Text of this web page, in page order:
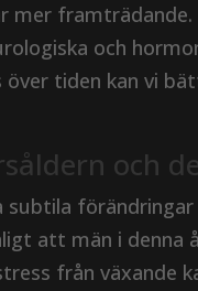
mer
och
tiden kan vi
och
förändringar
att män i denna
från växande